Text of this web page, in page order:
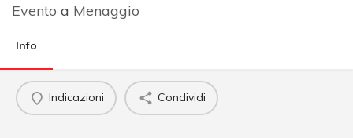
Evento a Menaggio
Info
Indicazioni Condividi